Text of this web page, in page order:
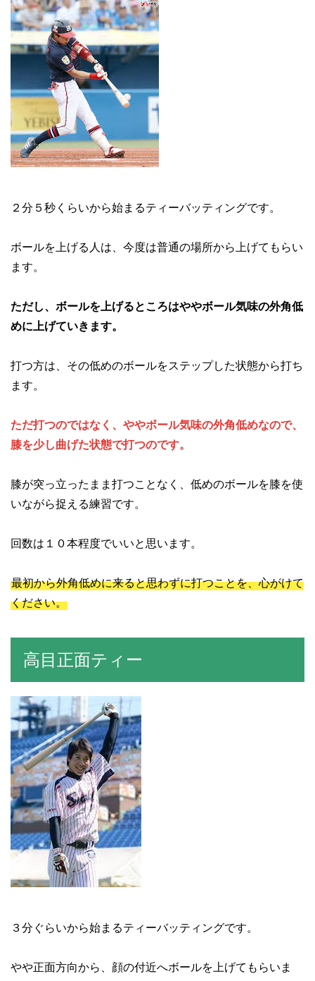
２分５秒くらいから始まるティーバッティングです。
ボールを上げる人は、今度は普通の場所から上げてもらい
ます。
ただし、ボールを上げるところはややボール気味の外角低
めに上げていきます。
打つ方は、その低めのボールをステップした状態から打ち
ます。
ただ打つのではなく、ややボール気味の外角低めなので、
膝を少し曲げた状態で打つのです。
膝が突っ立ったまま打つことなく、低めのボールを膝を使
いながら捉える練習です。
回数は１０本程度でいいと思います。
最初から外角低めに来ると思わずに打つことを、心がけて
ください。
高目正面ティー
３分ぐらいから始まるティーバッティングです。
やや正面方向から、顔の付近へボールを上げてもらいま